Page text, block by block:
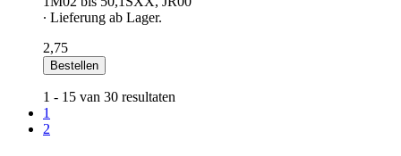
∙ Lieferung ab Lager.
2,75
Bestellen
1 - 15 van 30 resultaten
1
2